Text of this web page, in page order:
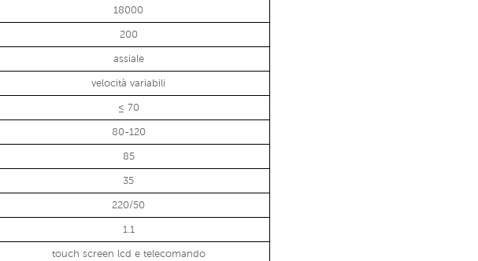
18000
200
assiale
velocità variabili
≤ 70
80-120
85
35
220/50
1.1
touch screen lcd e telecomando